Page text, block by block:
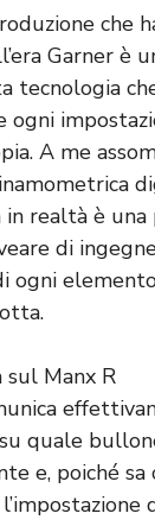
che
Garner è
tecnologia
A me
in realtà è
di
ogni
quale
e, poiché sa